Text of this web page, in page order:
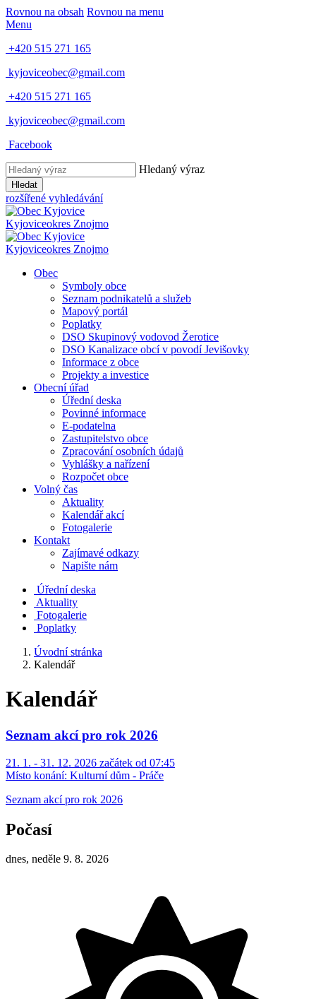
Rovnou na obsah Rovnou na menu
Menu
+420 515 271 165
kyjoviceobec@gmail.com
+420 515 271 165
kyjoviceobec@gmail.com
Facebook
Hledaný výraz
Hledat
rozšířené vyhledávání
Kyjoviceokres Znojmo
Kyjoviceokres Znojmo
Obec
Symboly obce
Seznam podnikatelů a služeb
Mapový portál
Poplatky
DSO Skupinový vodovod Žerotice
DSO Kanalizace obcí v povodí Jevišovky
Informace z obce
Projekty a investice
Obecní úřad
Úřední deska
Povinné informace
E-podatelna
Zastupitelstvo obce
Zpracování osobních údajů
Vyhlášky a nařízení
Rozpočet obce
Volný čas
Aktuality
Kalendář akcí
Fotogalerie
Kontakt
Zajímavé odkazy
Napište nám
Úřední deska
Aktuality
Fotogalerie
Poplatky
Úvodní stránka
Kalendář
Kalendář
Seznam akcí pro rok 2026
21. 1. - 31. 12. 2026 začátek od 07:45
Místo konání: Kulturní dům - Práče
Seznam akcí pro rok 2026
Počasí
dnes, neděle 9. 8. 2026